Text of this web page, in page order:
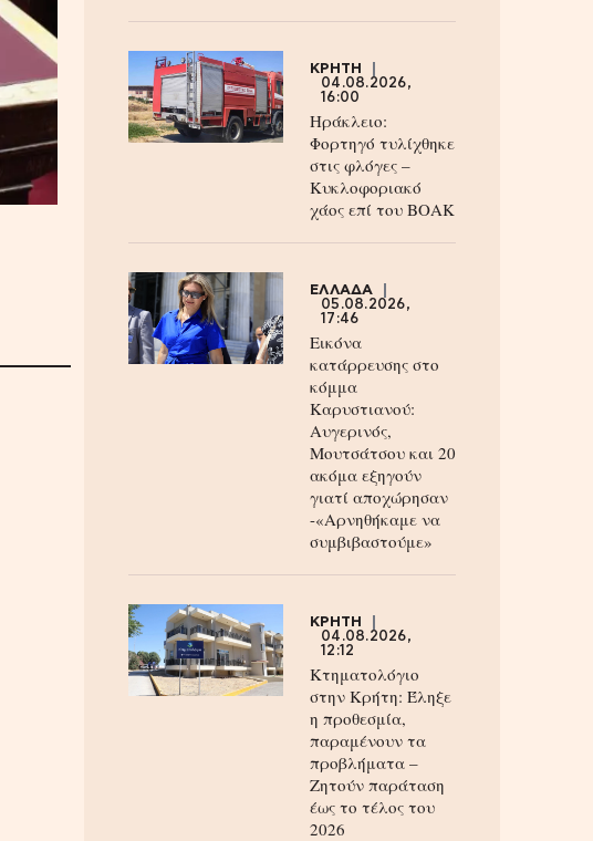
ΚΡΗΤΗ
04.08.2026,
16:00
Ηράκλειο:
Φορτηγό τυλίχθηκε
στις φλόγες –
Κυκλοφοριακό
χάος επί του ΒΟΑΚ
ΕΛΛΑΔΑ
05.08.2026,
17:46
Εικόνα
κατάρρευσης στο
κόμμα
Καρυστιανού:
Αυγερινός,
Μουτσάτσου και 20
ακόμα εξηγούν
γιατί αποχώρησαν
-«Αρνηθήκαμε να
συμβιβαστούμε»
ΚΡΗΤΗ
04.08.2026,
12:12
Κτηματολόγιο
στην Κρήτη: Έληξε
η προθεσμία,
παραμένουν τα
προβλήματα –
Ζητούν παράταση
έως το τέλος του
2026